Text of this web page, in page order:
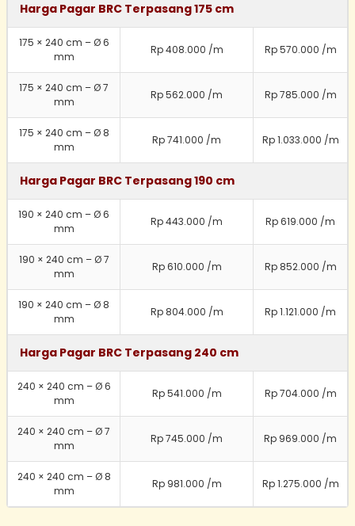
Harga Pagar BRC Terpasang 175 cm
175 × 240 cm – Ø 6
mm
Rp 408.000 /m Rp 570.000 /m
175 × 240 cm – Ø 7
mm
Rp 562.000 /m Rp 785.000 /m
175 × 240 cm – Ø 8
mm
Rp 741.000 /m Rp 1.033.000 /m
Harga Pagar BRC Terpasang 190 cm
190 × 240 cm – Ø 6
mm
Rp 443.000 /m Rp 619.000 /m
190 × 240 cm – Ø 7
mm
Rp 610.000 /m Rp 852.000 /m
190 × 240 cm – Ø 8
mm
Rp 804.000 /m Rp 1.121.000 /m
Harga Pagar BRC Terpasang 240 cm
240 × 240 cm – Ø 6
mm
Rp 541.000 /m Rp 704.000 /m
240 × 240 cm – Ø 7
mm
Rp 745.000 /m Rp 969.000 /m
240 × 240 cm – Ø 8
mm
Rp 981.000 /m Rp 1.275.000 /m